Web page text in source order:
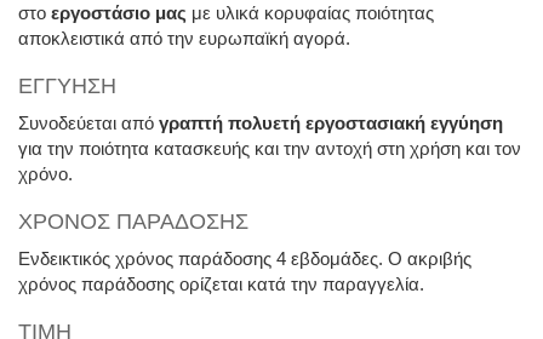
στο εργοστάσιο μας με υλικά κορυφαίας ποιότητας
αποκλειστικά από την ευρωπαϊκή αγορά.
ΕΓΓΥΗΣΗ
Συνοδεύεται από γραπτή πολυετή εργοστασιακή εγγύηση
για την ποιότητα κατασκευής και την αντοχή στη χρήση και τον
χρόνο.
ΧΡΟΝΟΣ ΠΑΡΑΔΟΣΗΣ
Ενδεικτικός χρόνος παράδοσης 4 εβδομάδες. Ο ακριβής
χρόνος παράδοσης ορίζεται κατά την παραγγελία.
ΤΙΜΗ